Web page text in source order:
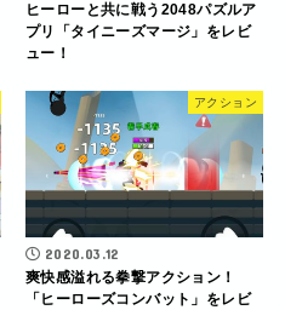
ヒーローと共に戦う2048パズルア
プリ「タイニーズマージ」をレビ
ュー！
アクション
2020.03.12
爽快感溢れる拳撃アクション！
「ヒーローズコンバット」をレビ